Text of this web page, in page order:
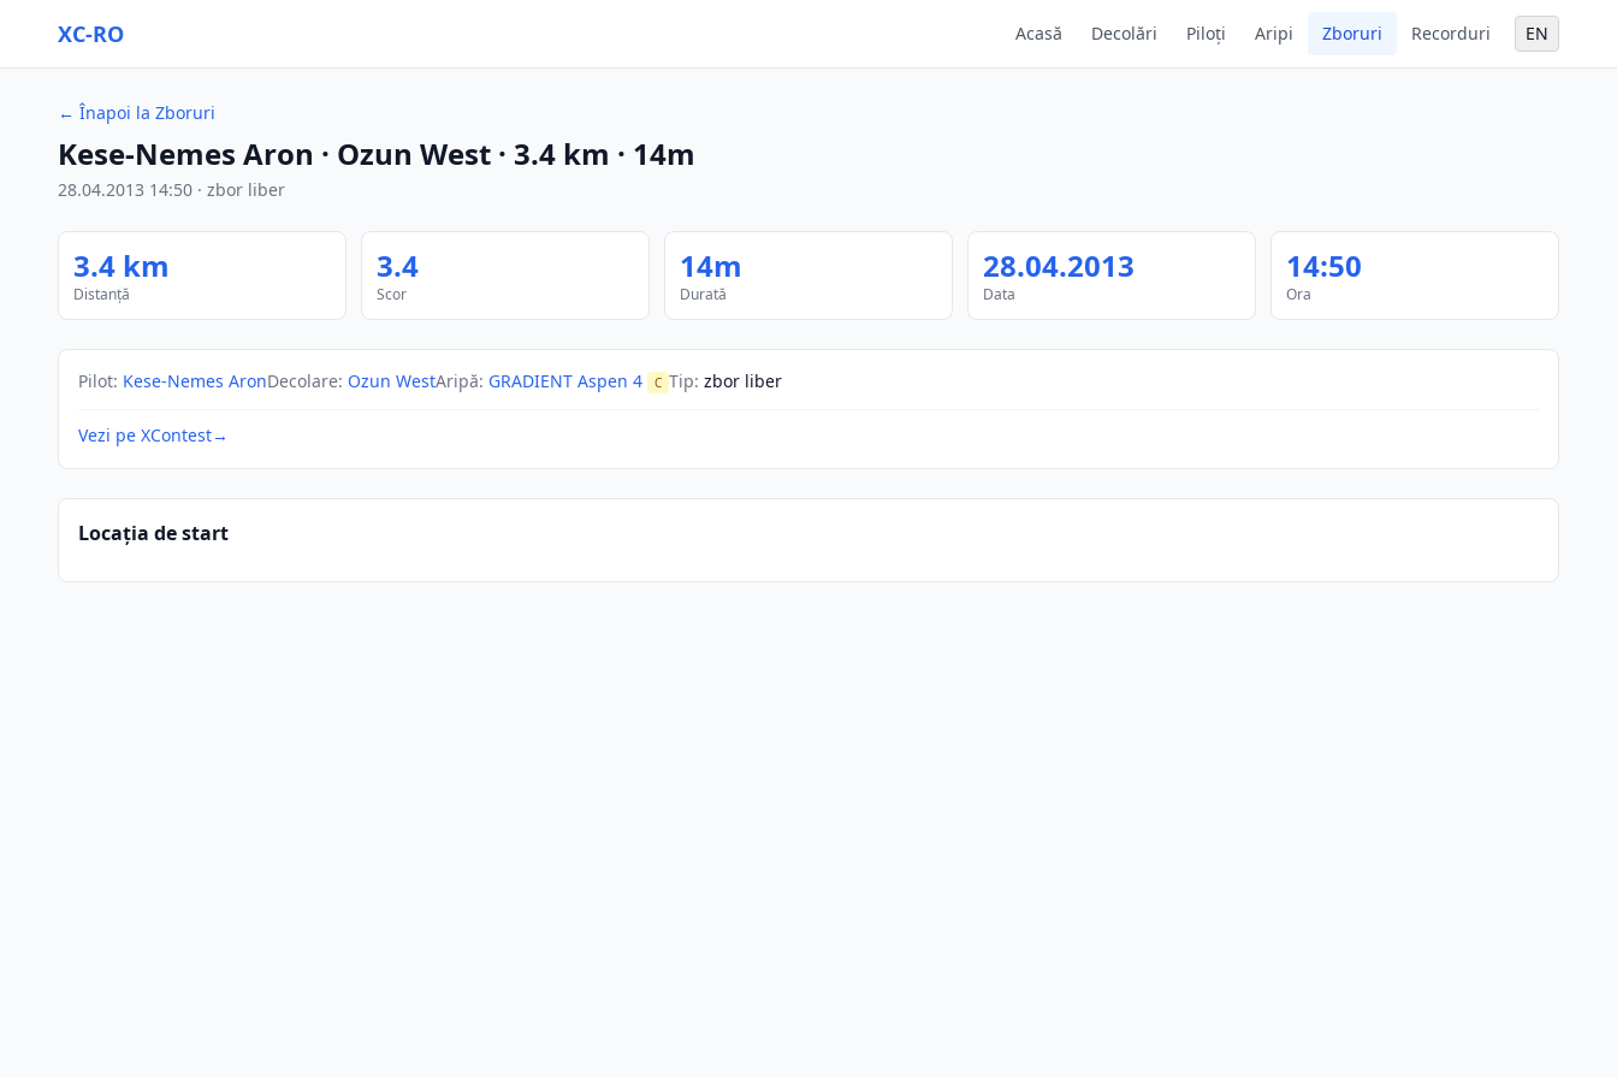
XC-RO Acasă Decolări Piloți Aripi Zboruri Recorduri EN
← Înapoi la Zboruri
Kese-Nemes Aron · Ozun West · 3.4 km · 14m
28.04.2013 14:50 · zbor liber
3.4 km
Distanță
3.4
Scor
14m
Durată
28.04.2013
Data
14:50
Ora
Pilot: Kese-Nemes AronDecolare: Ozun WestAripă: GRADIENT Aspen 4 C Tip: zbor liber
Vezi pe XContest→
Locația de start